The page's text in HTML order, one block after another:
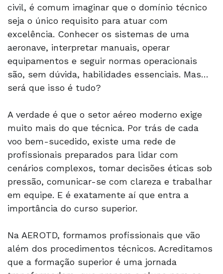
civil, é comum imaginar que o domínio técnico
seja o único requisito para atuar com
excelência. Conhecer os sistemas de uma
aeronave, interpretar manuais, operar
equipamentos e seguir normas operacionais
são, sem dúvida, habilidades essenciais. Mas…
será que isso é tudo?
A verdade é que o setor aéreo moderno exige
muito mais do que técnica. Por trás de cada
voo bem-sucedido, existe uma rede de
profissionais preparados para lidar com
cenários complexos, tomar decisões éticas sob
pressão, comunicar-se com clareza e trabalhar
em equipe. E é exatamente aí que entra a
importância do curso superior.
Na AEROTD, formamos profissionais que vão
além dos procedimentos técnicos. Acreditamos
que a formação superior é uma jornada